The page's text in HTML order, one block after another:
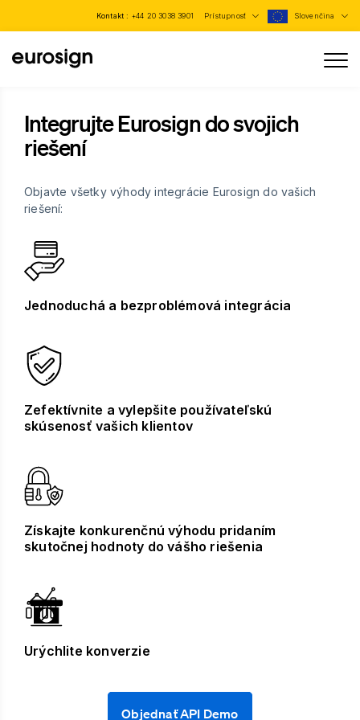
Kontakt : +44 20 3038 3901 Prístupnosť Slovenčina
Integrujte Eurosign do svojich
riešení
Objavte všetky výhody integrácie Eurosign do vašich
riešení:
Jednoduchá a bezproblémová integrácia
Zefektívnite a vylepšite používateľskú
skúsenosť vašich klientov
Získajte konkurenčnú výhodu pridaním
skutočnej hodnoty do vášho riešenia
Urýchlite konverzie
Objednať API Demo